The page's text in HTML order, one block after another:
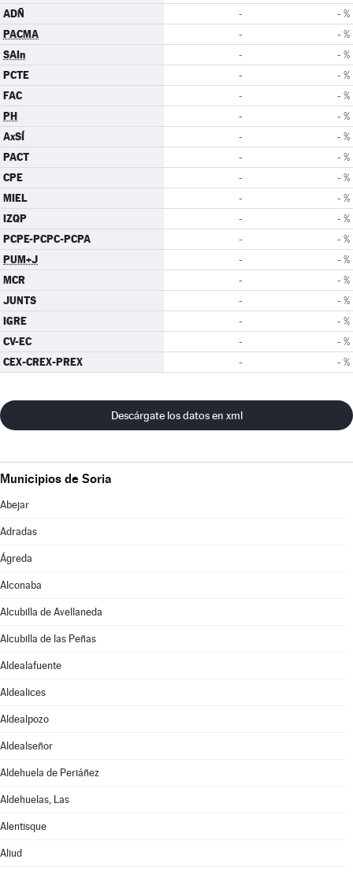
ADÑ - - %
PACMA - - %
SAIn - - %
PCTE - - %
FAC - - %
PH - - %
AxSÍ - - %
PACT - - %
CPE - - %
MIEL - - %
IZQP - - %
PCPE-PCPC-PCPA - - %
PUM+J - - %
MCR - - %
JUNTS - - %
IGRE - - %
CV-EC - - %
CEX-CREX-PREX - - %
Descárgate los datos en xml
Municipios de Soria
Abejar
Adradas
Ágreda
Alconaba
Alcubilla de Avellaneda
Alcubilla de las Peñas
Aldealafuente
Aldealices
Aldealpozo
Aldealseñor
Aldehuela de Periáñez
Aldehuelas, Las
Alentisque
Aliud